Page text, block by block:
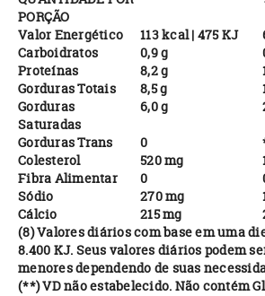
PORÇÃO
Valor Energético 113 kcal | 475 KJ
Carboidratos
0,9 g
Proteínas
8,2 g
Gorduras Totais
8,5 g
Gorduras
Saturadas
6,0 g
Gorduras Trans 0
Colesterol
520 mg
Fibra Alimentar
0
Sódio
270 mg
Cálcio
215 mg
(8) Valores diários com base em uma
8.400 KJ. Seus valores diários podem
menores dependendo de suas
(**) VD não estabelecido. Não contém